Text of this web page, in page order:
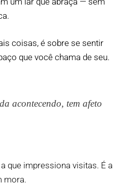
coisas, é sobre se sentir
que você chama de seu.
acontecendo, tem afeto
que impressiona visitas. É a
mora.